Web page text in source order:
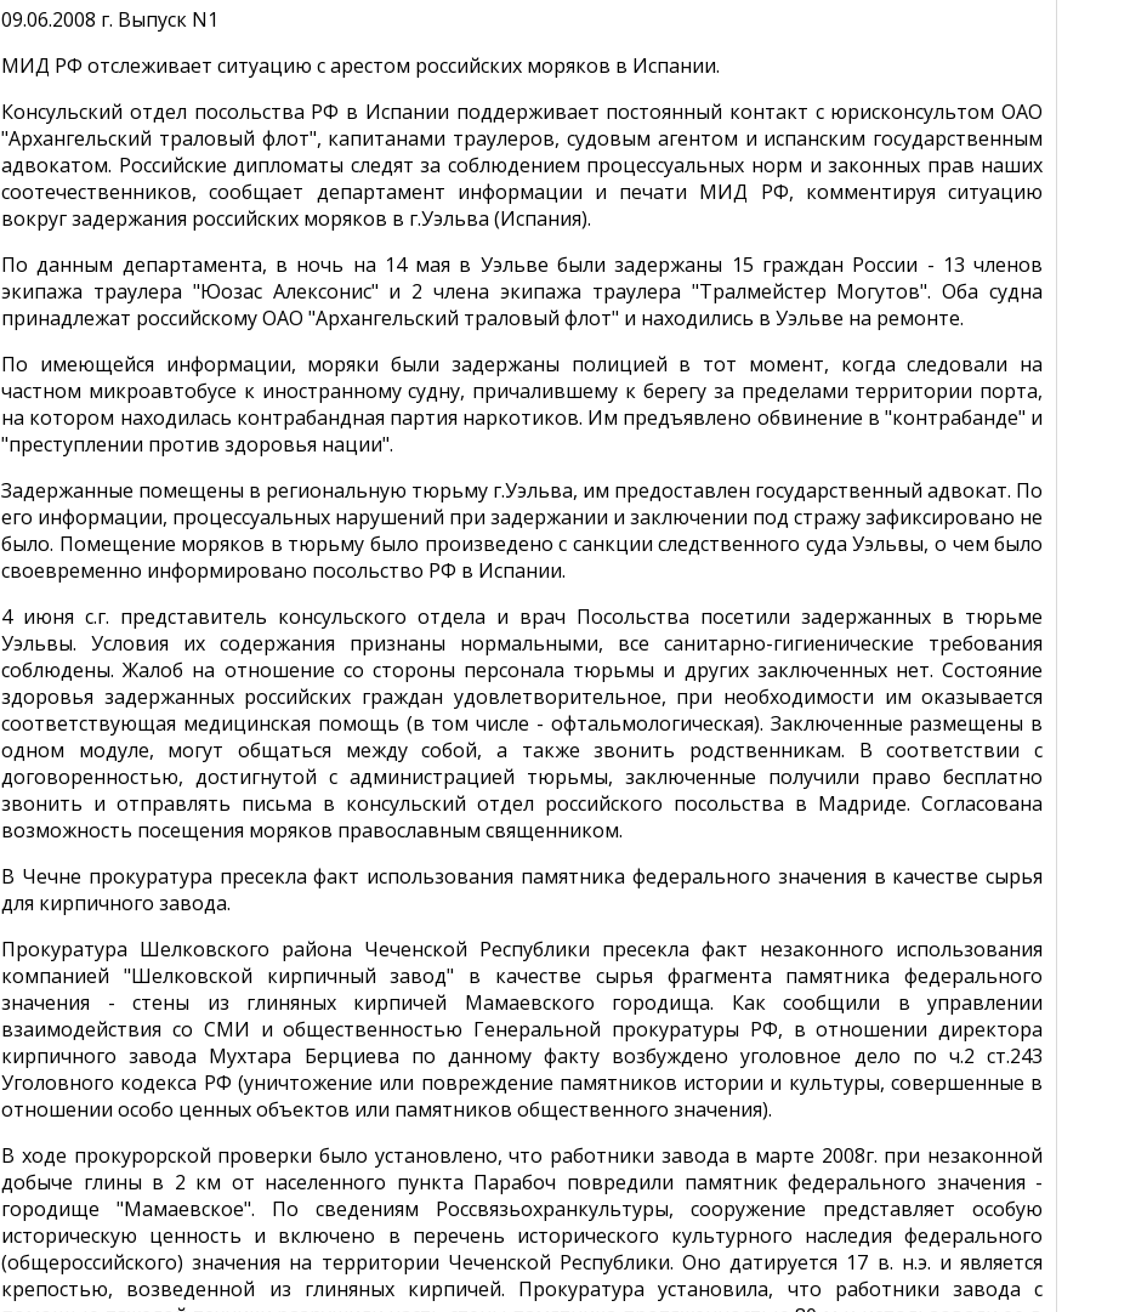
09.06.2008 г. Выпуск N1
МИД РФ отслеживает ситуацию с арестом российских моряков в Испании.
Консульский отдел посольства РФ в Испании поддерживает постоянный контакт с юрисконсультом ОАО
"Архангельский траловый флот", капитанами траулеров, судовым агентом и испанским государственным
адвокатом. Российские дипломаты следят за соблюдением процессуальных норм и законных прав наших
соотечественников, сообщает департамент информации и печати МИД РФ, комментируя ситуацию
вокруг задержания российских моряков в г.Уэльва (Испания).
По данным департамента, в ночь на 14 мая в Уэльве были задержаны 15 граждан России - 13 членов
экипажа траулера "Юозас Алексонис" и 2 члена экипажа траулера "Тралмейстер Могутов". Оба судна
принадлежат российскому ОАО "Архангельский траловый флот" и находились в Уэльве на ремонте.
По имеющейся информации, моряки были задержаны полицией в тот момент, когда следовали на
частном микроавтобусе к иностранному судну, причалившему к берегу за пределами территории порта,
на котором находилась контрабандная партия наркотиков. Им предъявлено обвинение в "контрабанде" и
"преступлении против здоровья нации".
Задержанные помещены в региональную тюрьму г.Уэльва, им предоставлен государственный адвокат. По
его информации, процессуальных нарушений при задержании и заключении под стражу зафиксировано не
было. Помещение моряков в тюрьму было произведено с санкции следственного суда Уэльвы, о чем было
своевременно информировано посольство РФ в Испании.
4 июня с.г. представитель консульского отдела и врач Посольства посетили задержанных в тюрьме
Уэльвы. Условия их содержания признаны нормальными, все санитарно-гигиенические требования
соблюдены. Жалоб на отношение со стороны персонала тюрьмы и других заключенных нет. Состояние
здоровья задержанных российских граждан удовлетворительное, при необходимости им оказывается
соответствующая медицинская помощь (в том числе - офтальмологическая). Заключенные размещены в
одном модуле, могут общаться между собой, а также звонить родственникам. В соответствии с
договоренностью, достигнутой с администрацией тюрьмы, заключенные получили право бесплатно
звонить и отправлять письма в консульский отдел российского посольства в Мадриде. Согласована
возможность посещения моряков православным священником.
В Чечне прокуратура пресекла факт использования памятника федерального значения в качестве сырья
для кирпичного завода.
Прокуратура Шелковского района Чеченской Республики пресекла факт незаконного использования
компанией "Шелковской кирпичный завод" в качестве сырья фрагмента памятника федерального
значения - стены из глиняных кирпичей Мамаевского городища. Как сообщили в управлении
взаимодействия со СМИ и общественностью Генеральной прокуратуры РФ, в отношении директора
кирпичного завода Мухтара Берциева по данному факту возбуждено уголовное дело по ч.2 ст.243
Уголовного кодекса РФ (уничтожение или повреждение памятников истории и культуры, совершенные в
отношении особо ценных объектов или памятников общественного значения).
В ходе прокурорской проверки было установлено, что работники завода в марте 2008г. при незаконной
добыче глины в 2 км от населенного пункта Парабоч повредили памятник федерального значения -
городище "Мамаевское". По сведениям Россвязьохранкультуры, сооружение представляет особую
историческую ценность и включено в перечень исторического культурного наследия федерального
(общероссийского) значения на территории Чеченской Республики. Оно датируется 17 в. н.э. и является
крепостью, возведенной из глиняных кирпичей. Прокуратура установила, что работники завода с